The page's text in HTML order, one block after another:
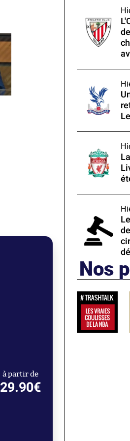
à partir de
29.90€
Nos